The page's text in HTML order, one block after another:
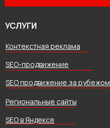
УСЛУГИ
SEO-продвижение
Контекстная реклама
SEO продвижение за рубежом
Региональные сайты
SEO в Яндексе